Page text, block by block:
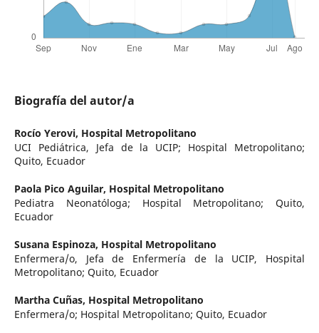
Biografía del autor/a
Rocío Yerovi, Hospital Metropolitano
UCI Pediátrica, Jefa de la UCIP; Hospital Metropolitano;
Quito, Ecuador
Paola Pico Aguilar, Hospital Metropolitano
Pediatra Neonatóloga; Hospital Metropolitano; Quito,
Ecuador
Susana Espinoza, Hospital Metropolitano
Enfermera/o, Jefa de Enfermería de la UCIP, Hospital
Metropolitano; Quito, Ecuador
Martha Cuñas, Hospital Metropolitano
Enfermera/o; Hospital Metropolitano; Quito, Ecuador